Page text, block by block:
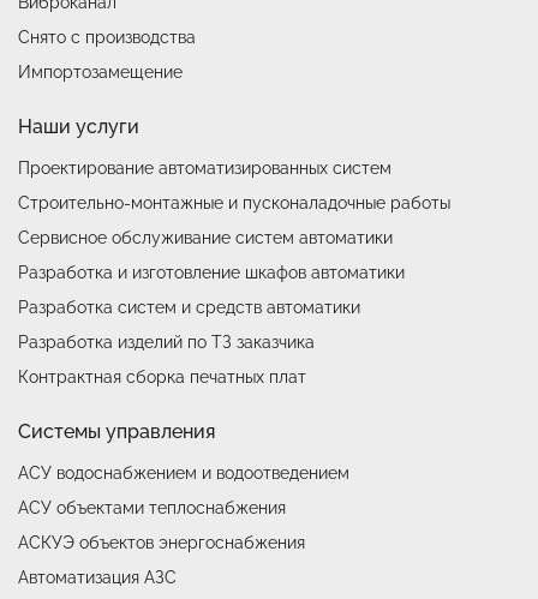
Снято с производства
Импортозамещение
Наши услуги
Проектирование автоматизированных систем
Строительно-монтажные и пусконаладочные работы
Сервисное обслуживание систем автоматики
Разработка и изготовление шкафов автоматики
Разработка систем и средств автоматики
Разработка изделий по ТЗ заказчика
Контрактная сборка печатных плат
Системы управления
АСУ водоснабжением и водоотведением
АСУ объектами теплоснабжения
АСКУЭ объектов энергоснабжения
Автоматизация АЗС